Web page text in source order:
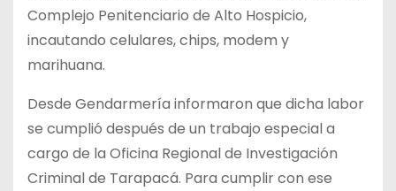
Complejo Penitenciario de Alto Hospicio,
incautando celulares, chips, modem y
marihuana.
Desde Gendarmería informaron que dicha labor
se cumplió después de un trabajo especial a
cargo de la Oficina Regional de Investigación
Criminal de Tarapacá. Para cumplir con ese